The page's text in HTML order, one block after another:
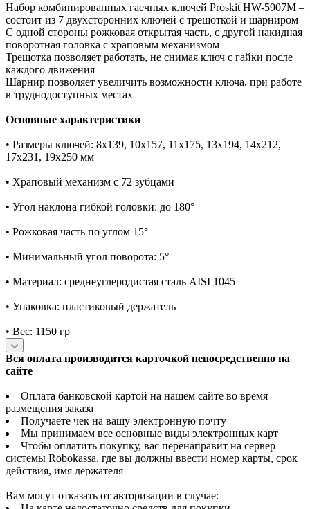
Набор комбинированных гаечных ключей Proskit HW-5907M –
состоит из 7 двухсторонних ключей с трещоткой и шарниром
С одной стороны рожковая открытая часть, с другой накидная
поворотная головка с храповым механизмом
Трещотка позволяет работать, не снимая ключ с гайки после
каждого движения
Шарнир позволяет увеличить возможности ключа, при работе
в труднодоступных местах
Основные характеристики
• Размеры ключей: 8x139, 10x157, 11x175, 13x194, 14x212,
17x231, 19x250 мм
• Храповый механизм с 72 зубцами
• Угол наклона гибкой головки: до 180°
• Рожковая часть по углом 15°
• Минимальный угол поворота: 5°
• Материал: среднеуглеродистая сталь AISI 1045
• Упаковка: пластиковый держатель
• Вес: 1150 гр
Вся оплата производится карточкой непосредственно на
сайте
Оплата банковской картой на нашем сайте во время
размещения заказа
Получаете чек на вашу электронную почту
Мы принимаем все основные виды электронных карт
Чтобы оплатить покупку, вас перенаправит на сервер
системы Robokassa, где вы должны ввести номер карты, срок
действия, имя держателя
Вам могут отказать от авторизации в случае: